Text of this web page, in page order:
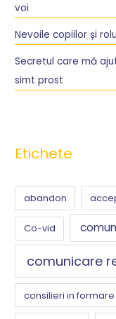
o
r
:
voi
Nevoile copiilor și
Secretul care mă
simt prost
Etichete
abandon
Co-vid
comunicare
consilieri in formare